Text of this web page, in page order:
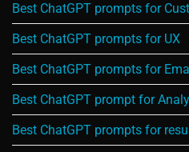
Best ChatGPT prompts for
Best ChatGPT prompts for UX
Best ChatGPT prompts for
Best ChatGPT prompt for
Best ChatGPT prompts for